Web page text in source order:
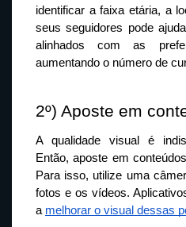
identificar a faixa etária, a
seus seguidores pode
alinhados com as
aumentando o número de
2º) Aposte em
A qualidade visual é
Então, aposte em
Para isso, utilize uma
fotos e os vídeos.
a melhorar o visual dessas